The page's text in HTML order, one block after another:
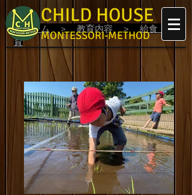
CHILD HOUSE
MONTESSORI-METHOD
ホーム ＞ 教育内容 ＞ 給食・食
育